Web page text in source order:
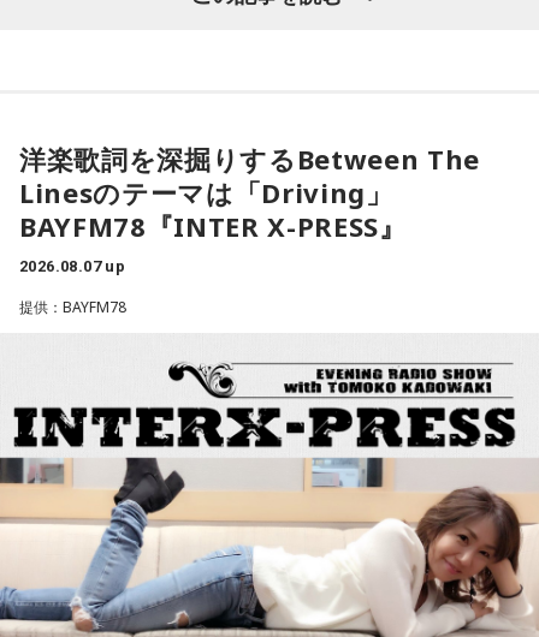
な信頼を寄せている。日本経済にとって最善の措置を講じる
の金利の基準となってきたことであり、その機能が失われつ
つあるというような認識が広まれば、市場にとって好ましく
ない混乱を招くことになる」と語り、その上で「日米の当局
は、日本国債が非常に安全で健全な資産であるという見解で
完全に一致している」と強調しました。これとごっちゃにな
ってるということなんですかね？」
会田「決して利上げをどんどんやれと言ってるのではないわ
けです。ベッセント財務長官のインタビューの趣旨として
は、高市政権の経済政策を支持します、と。投資を拡大する
という政策を支持しますというのが総論なわけです。となれ
ば、その高市政権の経済政策を推進するように、日銀も適切
な金融政策をやってくださいと言ってるわけですから、ベッ
セントさんの発言というのは、日本の政府の日銀に対する発
言と同じなわけです。強い経済成長と物価の安定の両立を目
寺島「高市政権が閣議決定した消費税の減税方針が、日米関
か、インフレ抑制策を実行するか。私なら後者を優先する」
と話したといいます。自民党内では、トランプ政権が積極財
政の修正を求めるシナリオを警戒する声が上がりました。閣
僚経験者の一人は「アメリカが消費税の減税や歳出増にどれ
ほど注文をつけるのか見極める必要がある」このように強調
したといいます。消費税減税が日米関係の新たな火種に浮上
という。アメリカの政府高官が言ったということなんです
が、これ、会田さんはどう捉えていらっしゃいますか？」
会田「ベッセント財務長官のインタビューと、この誰だかよ
くわからない匿名の政府高官の発言が混ぜこぜになって、さ
もベッセント財務長官が日本の消費減税に反対したかのよう
な印象を与える記事が掲載されて、今、大きな問題となって
います。この誰かよくわからないアメリカの政府高官ですと
か、匿名の閣僚経験者の発言というのは、それほど重要では
洋楽歌詞を深掘りするBetween The
Linesのテーマは「Driving」
BAYFM78『INTER X-PRESS』
2026.08.07 up
提供：BAYFM78